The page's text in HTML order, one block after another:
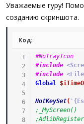
а
Уважаемые гуру!
созданию скриншота.
Код:
#NoTrayIcon
#include
#include
Global
HotKeySet(
;_MyScreen()